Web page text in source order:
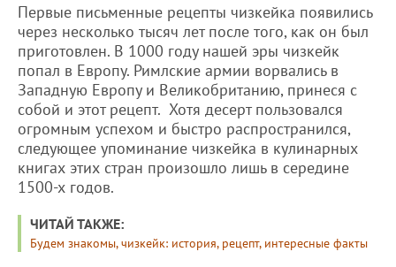
Первые письменные рецепты чизкейка появились
через несколько тысяч лет после того, как он был
приготовлен. В 1000 году нашей эры чизкейк
попал в Европу. Римлские армии ворвались в
Западную Европу и Великобританию, принеся с
собой и этот рецепт. Хотя десерт пользовался
огромным успехом и быстро распространился,
следующее упоминание чизкейка в кулинарных
книгах этих стран произошло лишь в середине
1500-х годов.
ЧИТАЙ ТАКЖЕ:
Будем знакомы, чизкейк: история, рецепт, интересные факты